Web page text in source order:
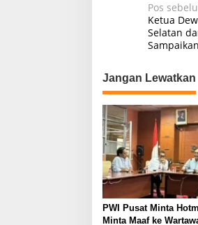
N
a
v
i
g
a
s
i
p
o
s
Pos
Ketua
Selatan
Jangan Lewatkan
PWI Pusat Minta
Minta Maaf ke